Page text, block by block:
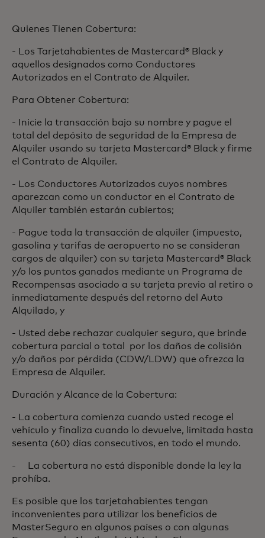
Quienes Tienen Cobertura:
- Los Tarjetahabientes de Mastercard® Black y
aquellos designados como Conductores
Autorizados en el Contrato de Alquiler.
Para Obtener Cobertura:
- Inicie la transacción bajo su nombre y pague el
total del depósito de seguridad de la Empresa de
Alquiler usando su tarjeta Mastercard® Black y firme
el Contrato de Alquiler.
- Los Conductores Autorizados cuyos nombres
aparezcan como un conductor en el Contrato de
Alquiler también estarán cubiertos;
- Pague toda la transacción de alquiler (impuesto,
gasolina y tarifas de aeropuerto no se consideran
cargos de alquiler) con su tarjeta Mastercard® Black
y/o los puntos ganados mediante un Programa de
Recompensas asociado a su tarjeta previo al retiro o
inmediatamente después del retorno del Auto
Alquilado, y
- Usted debe rechazar cualquier seguro, que brinde
cobertura parcial o total por los daños de colisión
y/o daños por pérdida (CDW/LDW) que ofrezca la
Empresa de Alquiler.
Duración y Alcance de la Cobertura:
- La cobertura comienza cuando usted recoge el
vehículo y finaliza cuando lo devuelve, limitada hasta
sesenta (60) días consecutivos, en todo el mundo.
- La cobertura no está disponible donde la ley la
prohíba.
Es posible que los tarjetahabientes tengan
inconvenientes para utilizar los beneficios de
MasterSeguro en algunos países o con algunas